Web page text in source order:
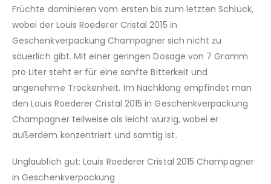
Früchte dominieren vom ersten bis zum letzten Schluck,
wobei der Louis Roederer Cristal 2015 in
Geschenkverpackung Champagner sich nicht zu
säuerlich gibt. Mit einer geringen Dosage von 7 Gramm
pro Liter steht er für eine sanfte Bitterkeit und
angenehme Trockenheit. Im Nachklang empfindet man
den Louis Roederer Cristal 2015 in Geschenkverpackung
Champagner teilweise als leicht würzig, wobei er
außerdem konzentriert und samtig ist.
Unglaublich gut: Louis Roederer Cristal 2015 Champagner
in Geschenkverpackung